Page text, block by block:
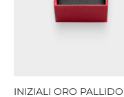
INIZIALI ORO PALLIDO